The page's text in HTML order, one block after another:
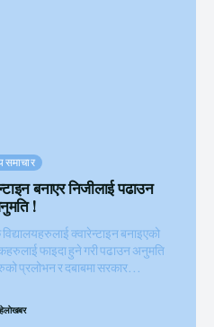
समाचार
बनाएर निजीलाई पढाउन
!
क्वारेन्टाइन बनाइएको
फाइदा हुने गरी पढाउन अनुमति
प्रलोभन र दबाबमा सरकार...
हेलाेखबर